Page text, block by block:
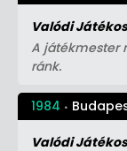
Valódi Játékos
A játékmester
ránk.
1984
Valódi Játékos